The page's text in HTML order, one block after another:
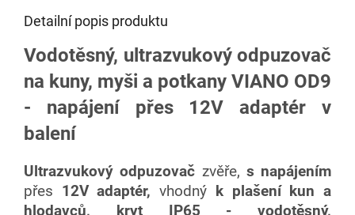
Detailní popis produktu
Vodotěsný, ultrazvukový odpuzovač
na kuny, myši a potkany VIANO OD9
- napájení přes 12V adaptér v
balení
Ultrazvukový odpuzovač zvěře, s napájením
přes 12V adaptér,vhodný k plašení kun a
hlodavců,
kryt IP65 - vodotěsný,